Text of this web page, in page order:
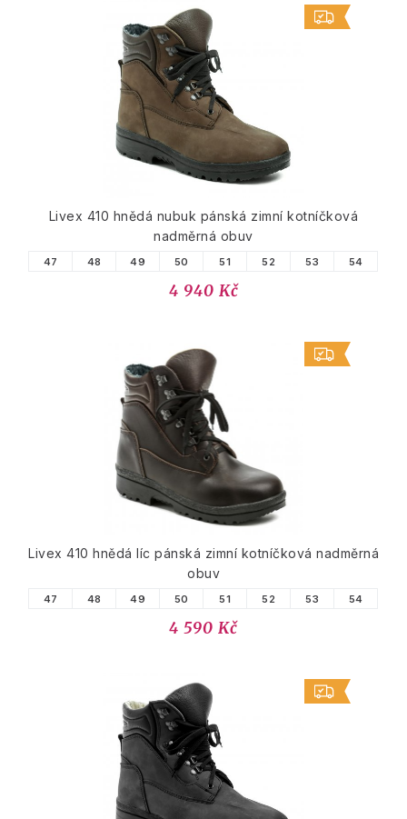
Livex 410 hnědá nubuk pánská zimní kotníčková
nadměrná obuv
47 48 49 50 51 52 53 54
4 940 Kč
Livex 410 hnědá líc pánská zimní kotníčková nadměrná
obuv
47 48 49 50 51 52 53 54
4 590 Kč